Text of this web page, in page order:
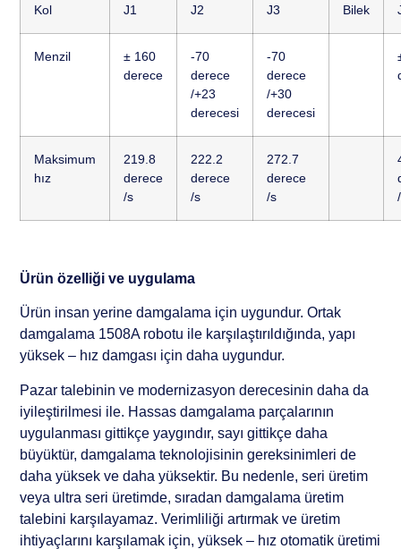
Kol J1 J2 J3 Bilek
Menzil
± 160
derece
-70
derece
/+23
derecesi
-70
derece
/+30
derecesi
Maksimum
hız
219.8
derece
/s
222.2
derece
/s
272.7
derece
/s
Ürün özelliği ve uygulama
Ürün insan yerine damgalama için uygundur. Ortak
damgalama 1508A robotu ile karşılaştırıldığında, yapı
yüksek – hız damgası için daha uygundur.
Pazar talebinin ve modernizasyon derecesinin daha da
iyileştirilmesi ile. Hassas damgalama parçalarının
uygulanması gittikçe yaygındır, sayı gittikçe daha
büyüktür, damgalama teknolojisinin gereksinimleri de
daha yüksek ve daha yüksektir. Bu nedenle, seri üretim
veya ultra seri üretimde, sıradan damgalama üretim
talebini karşılayamaz. Verimliliği artırmak ve üretim
ihtiyaçlarını karşılamak için, yüksek – hız otomatik üretimi